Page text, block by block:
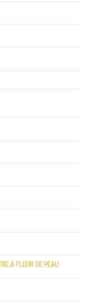
À FLEUR DE PEAU